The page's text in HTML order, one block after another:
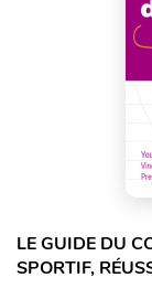
LE GUIDE DU
SPORTIF,